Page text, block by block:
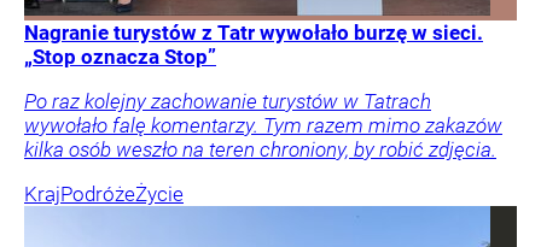
Nagranie turystów z Tatr wywołało burzę w sieci.
„Stop oznacza Stop”
Po raz kolejny zachowanie turystów w Tatrach
wywołało falę komentarzy. Tym razem mimo zakazów
kilka osób weszło na teren chroniony, by robić zdjęcia.
KrajPodróżeŻycie